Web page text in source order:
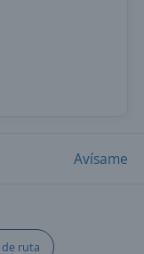
Avísame
ruta